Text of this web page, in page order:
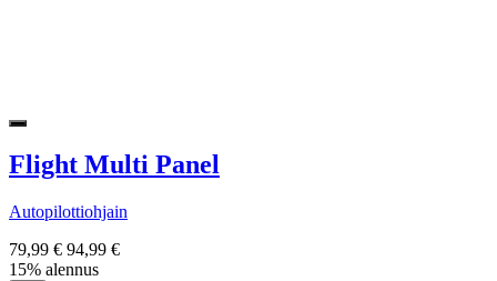
Flight Multi Panel
Autopilottiohjain
79,99 € 94,99 €
15% alennus